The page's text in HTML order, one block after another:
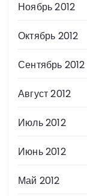
Ноябрь 2012
Октябрь 2012
Сентябрь 2012
Август 2012
Июль 2012
Июнь 2012
Май 2012